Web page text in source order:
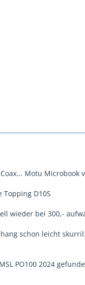
Motu
Topping D10S
wieder bei 300,-
schon leicht skurril:
PO100 2024